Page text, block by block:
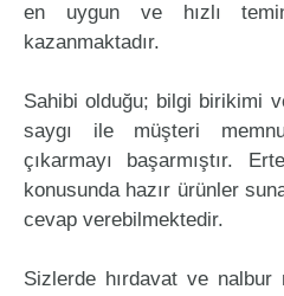
en uygun ve hızlı
kazanmaktadır.
Sahibi olduğu; bilgi birikimi
saygı ile müşteri
çıkarmayı başarmıştır.
konusunda hazır ürünler
cevap verebilmektedir.
Sizlerde hırdavat ve nalbur